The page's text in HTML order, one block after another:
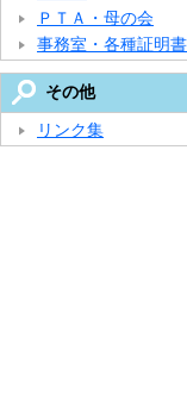
ＰＴＡ・母の会
事務室・各種証明
その他
リンク集